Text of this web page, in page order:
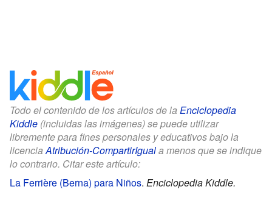
Todo el contenido de los artículos de la Enciclopedia
Kiddle (incluidas las imágenes) se puede utilizar
libremente para fines personales y educativos bajo la
licenciaAtribución-CompartirIguala menos que se indique
lo contrario. Citar este artículo:
La Ferrière (Berna) para Niños. Enciclopedia Kiddle.